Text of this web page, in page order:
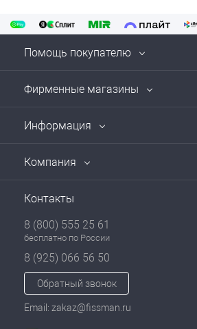
Помощь покупателю
Фирменные магазины
Информация
Компания
Контакты
8 (800) 555 25 61
бесплатно по России
8 (925) 066 56 50
Обратный звонок
Email: zakaz@fissman.ru